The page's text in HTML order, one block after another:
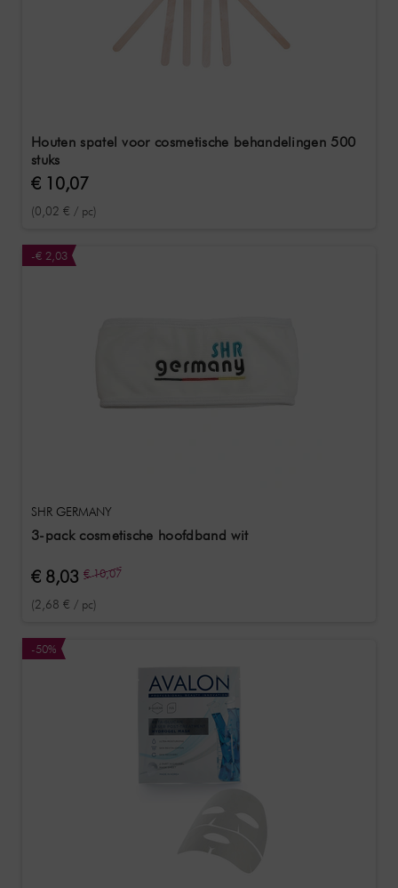
Houten spatel voor cosmetische behandelingen 500
stuks
€ 10,07
(0,02 € / pc)
-€ 2,03
SHR GERMANY
3-pack cosmetische hoofdband wit
€ 8,03 € 10,07
(2,68 € / pc)
-50%